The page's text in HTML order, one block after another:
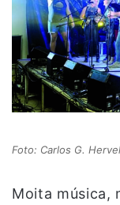
Foto: Carlos G.
Moita música,